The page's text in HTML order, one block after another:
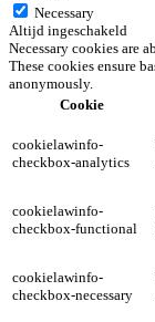
Necessary
Altijd ingeschakeld
Necessary cookies are
These cookies ensure
anonymously.
Cookie
cookielawinfo-
checkbox-analytics
cookielawinfo-
checkbox-functional
cookielawinfo-
checkbox-necessary